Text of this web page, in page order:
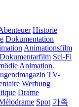
Historie
Dokumentation
Animationsfilm
Dokumentarfilm Sci-Fi
Animation.
TV-
Werbung
Drame
Spot 가족